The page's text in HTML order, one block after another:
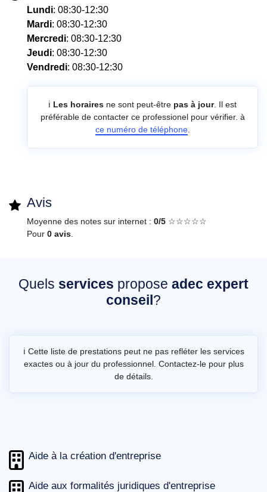
Lundi: 08:30-12:30
Mardi: 08:30-12:30
Mercredi: 08:30-12:30
Jeudi: 08:30-12:30
Vendredi: 08:30-12:30
ℹ️ Les horaires ne sont peut-être pas à jour. Il est
préférable de contacter ce professionel pour vérifier. à
ce numéro de téléphone.
Avis
Moyenne des notes sur internet : 0/5 ☆☆☆☆☆
Pour 0 avis
Quels services propose adec expert
conseil?
ℹ️ Cette liste de prestations peut ne pas refléter les services
exactes ou à jour du professionnel. Contactez-le pour plus
de détails.
Aide à la création d'entreprise
Aide aux formalités juridiques d'entreprise